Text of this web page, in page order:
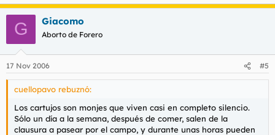
G Giacomo
Aborto de Forero
17 Nov 2006 #5
cuellopavo rebuznó:
Los cartujos son monjes que viven casi en completo silencio.
Sólo un día a la semana, después de comer, salen de la
clausura a pasear por el campo, y durante unas horas pueden